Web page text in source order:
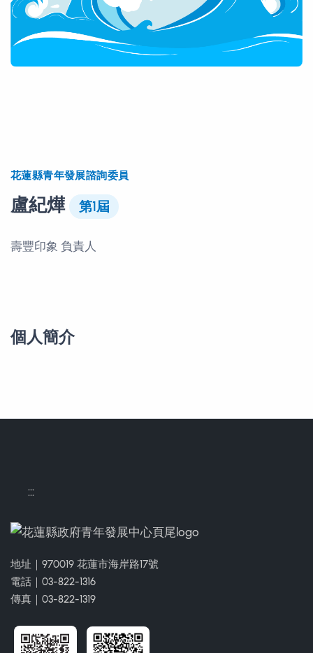
花蓮縣青年發展諮詢委員
盧紀燁 第1屆
壽豐印象 負責人
個人簡介
:::
地址｜970019 花蓮市海岸路17號
電話｜03-822-1316
傳真｜03-822-1319